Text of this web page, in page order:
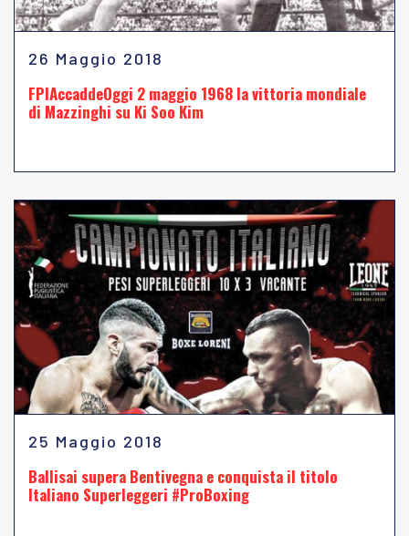
26 Maggio 2018
FPIAccaddeOggi 2 maggio 1968 la vittoria mondiale
di Mazzinghi su Ki Soo Kim
25 Maggio 2018
Ballisai supera Bentivegna e conquista il titolo
Italiano Superleggeri #ProBoxing